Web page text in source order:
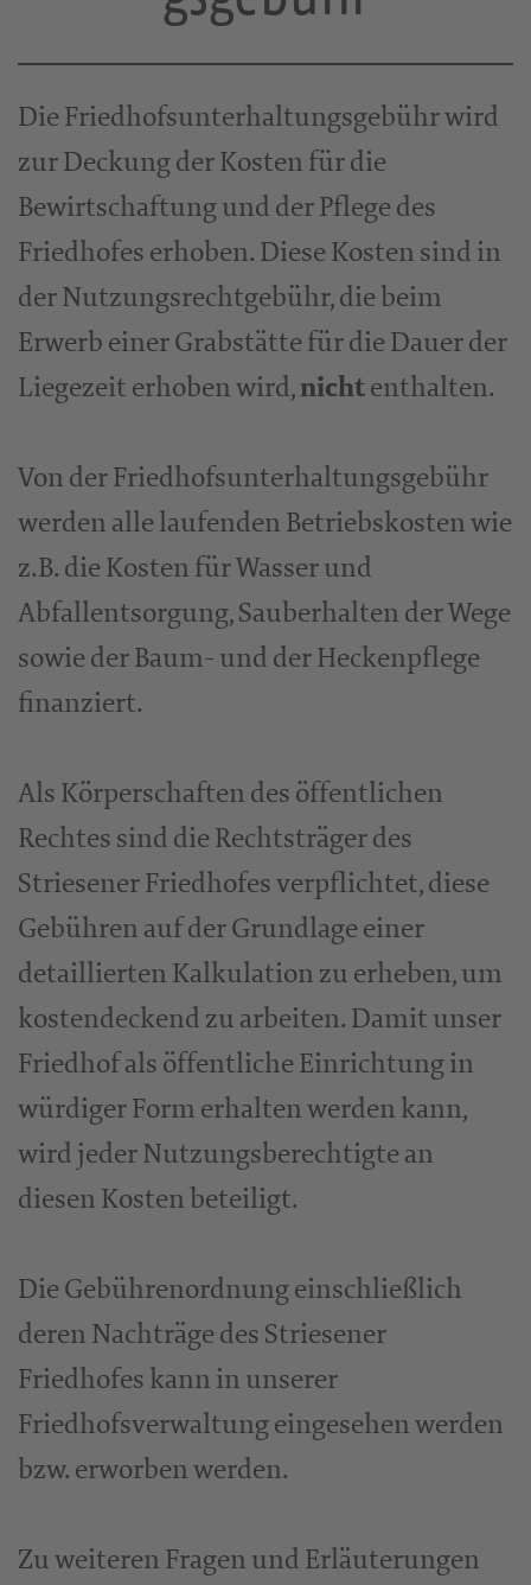
Die Friedhofsunterhaltungsgebühr wird
zur Deckung der Kosten für die
Bewirtschaftung und der Pflege des
Friedhofes erhoben. Diese Kosten sind in
der Nutzungsrechtgebühr, die beim
Erwerb einer Grabstätte für die Dauer der
Liegezeit erhoben wird,nichtenthalten.
Von der Friedhofsunterhaltungsgebühr
werden alle laufenden Betriebskosten wie
z.B. die Kosten für Wasser und
Abfallentsorgung, Sauberhalten der Wege
sowie der Baum- und der Heckenpflege
finanziert.
Als Körperschaften des öffentlichen
Rechtes sind die Rechtsträger des
Striesener Friedhofes verpflichtet, diese
Gebühren auf der Grundlage einer
detaillierten Kalkulation zu erheben, um
kostendeckend zu arbeiten. Damit unser
Friedhof als öffentliche Einrichtung in
würdiger Form erhalten werden kann,
wird jeder Nutzungsberechtigte an
diesen Kosten beteiligt.
Die Gebührenordnung einschließlich
deren Nachträge des Striesener
Friedhofes kann in unserer
Friedhofsverwaltung eingesehen werden
bzw. erworben werden.
Zu weiteren Fragen und Erläuterungen